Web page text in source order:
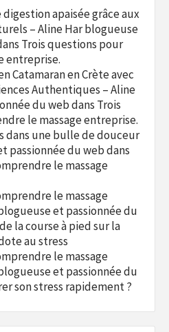
apaisée grâce aux
– Aline Har blogueuse
Trois questions pour
entreprise.
Catamaran en Crète avec
Authentiques – Aline
du webdans Trois
le massage entreprise.
dans une bulle de douceur
passionnée du webdans
le massage
le massage
et passionnée du
la course à pied sur la
au stress
le massage
et passionnée du
son stress rapidement ?